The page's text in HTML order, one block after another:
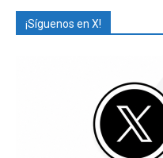
¡Síguenos en X!